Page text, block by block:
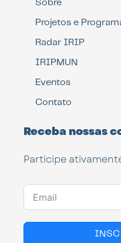
Sobre
Projetos e
Radar IRIP
IRIPMUN
Eventos
Contato
Receba nossas
Participe